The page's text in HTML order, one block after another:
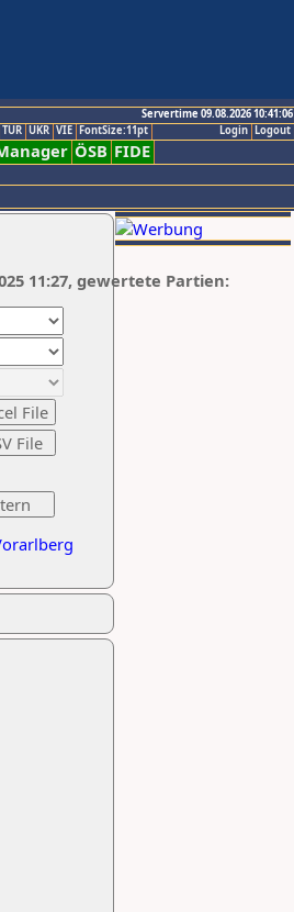
Servertime 09.08.2026 10:41:06
Logout
Login
TUR UKR VIE FontSize:11pt
ÖSB FIDE
11:27, gewertete Partien: